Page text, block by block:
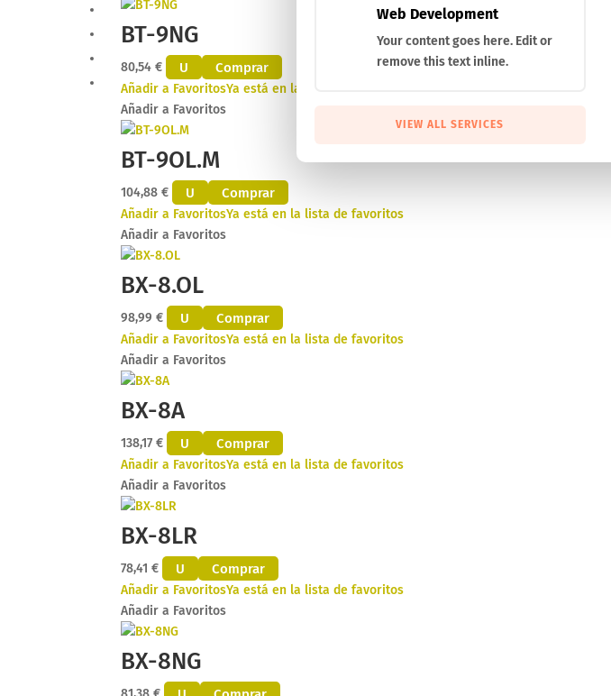
Outlet
Novedades
Actualidad
Web Development
Your content goes here. Edit or
remove this text inline.
VIEW ALL SERVICES
BT-9NG
80,54€ U Comprar
Añadir a FavoritosYa está en la lista de favoritos
Añadir a Favoritos
BT-9OL.M
104,88€ U Comprar
Añadir a FavoritosYa está en la lista de favoritos
Añadir a Favoritos
BX-8.OL
98,99€ U Comprar
Añadir a FavoritosYa está en la lista de favoritos
Añadir a Favoritos
BX-8A
138,17€ U Comprar
Añadir a FavoritosYa está en la lista de favoritos
Añadir a Favoritos
BX-8LR
78,41€ U Comprar
Añadir a FavoritosYa está en la lista de favoritos
Añadir a Favoritos
BX-8NG